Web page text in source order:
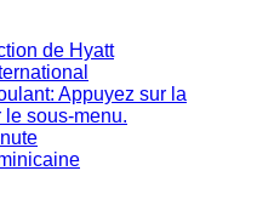
de Hyatt
Appuyez sur la
le sous-menu.